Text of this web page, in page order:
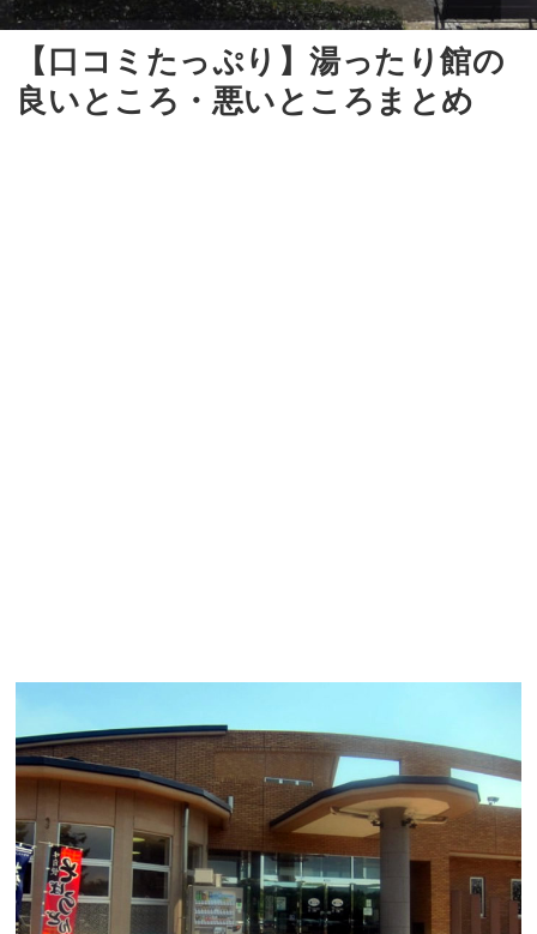
【口コミたっぷり】湯ったり館の
良いところ・悪いところまとめ